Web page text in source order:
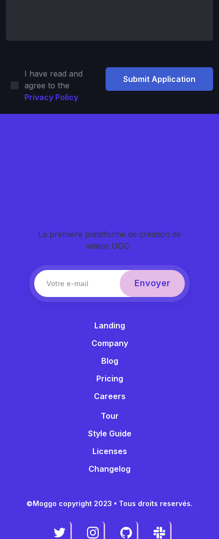
I have read and
agree to the
Privacy Policy
La première plateforme de création de
vidéos UGC.
Landing
Company
Blog
Pricing
Careers
Tour
Style Guide
Licenses
Changelog
©Moggo copyright 2023 • Tous droits reservés.